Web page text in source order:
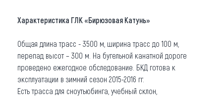
Другие рубрики
Характеристика ГЛК «Бирюзовая Катунь»
Общая длина трасс - 3500 м, ширина трасс до 100 м,
перепад высот – 300 м. На бугельной канатной дороге
проведено ежегодное обследование. БКД готова к
эксплуатации в зимний сезон 2015-2016 гг.
Есть трасса для сноутьюбинга, учебный склон,